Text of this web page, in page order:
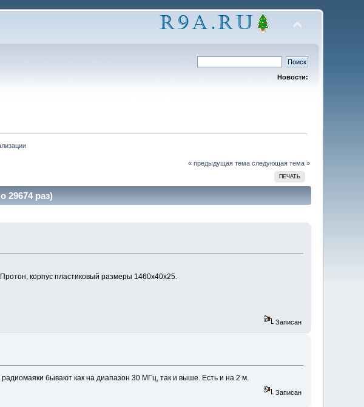
Новости:
« предыдущая тема следующая тема »
ПЕЧАТЬ
29674 раз)
корпус пластиковый размеры 1460х40х25.
Записан
бывают как на диапазон 30 МГц, так и выше. Есть и на 2 м.
Записан